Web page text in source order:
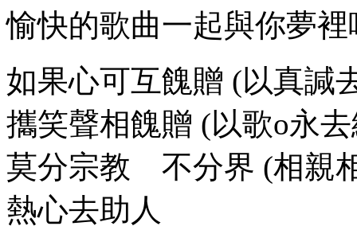
愉快的歌曲一起與你夢
如果心可互餽贈 (以真諴
攜笑聲相餽贈 (以歌o永
莫分宗教 不分界 (相親
熱心去助人